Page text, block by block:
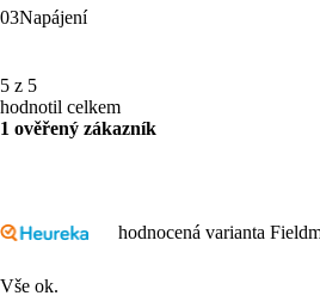
03Napájení
5 z 5
hodnotil celkem
1 ověřený zákazník
hodnocená varianta
Vše ok.